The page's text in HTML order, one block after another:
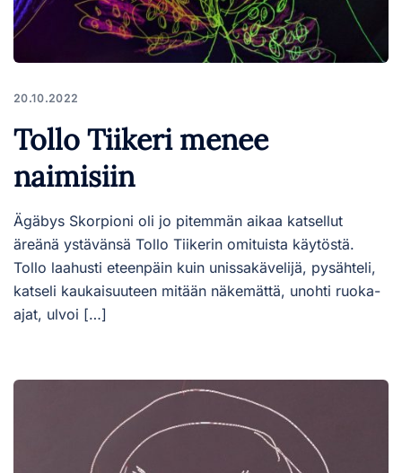
20.10.2022
Tollo Tiikeri menee
naimisiin
Ägäbys Skorpioni oli jo pitemmän aikaa katsellut
äreänä ystävänsä Tollo Tiikerin omituista käytöstä.
Tollo laahusti eteenpäin kuin unissakävelijä, pysähteli,
katseli kaukaisuuteen mitään näkemättä, unohti ruoka-
ajat, ulvoi […]